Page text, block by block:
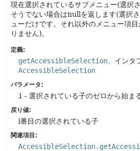
現在選択されているサブメニュー(選択
そうでない場合はnullを返します(選択
ューだけです。それ以外のメニュー項
りません)。
定義:
getAccessibleSelection 、インタ
AccessibleSelection
パラメータ:
i - 選択されている子のゼロから始ま
戻り値:
i番目の選択されている子
関連項目: